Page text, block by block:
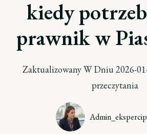
kiedy
prawnik w
Zaktualizowany W Dniu2026-
przeczytania